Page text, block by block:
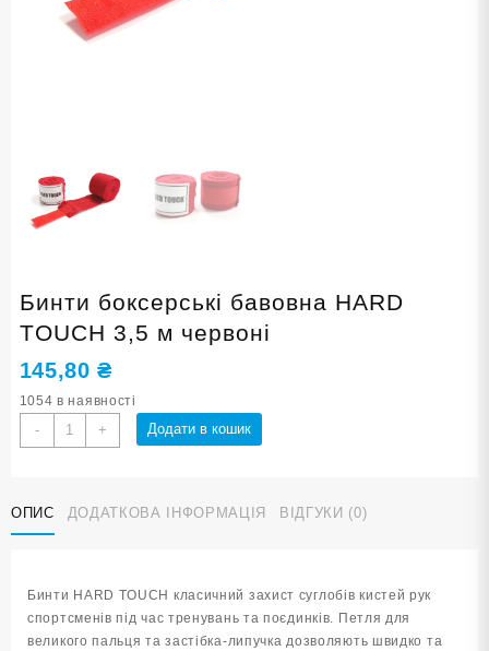
Бинти боксерські бавовна HARD
TOUCH 3,5 м червоні
145,80₴
1054 в наявності
-
Бинти
боксерські
TOUCH
3,5
+ Додати в кошик
ОПИС ДОДАТКОВА ІНФОРМАЦІЯ ВІДГУКИ (0)
Бинти HARD TOUCH класичний захист суглобів кистей рук
спортсменів під час тренувань та поєдинків. Петля для
великого пальця та застібка-липучка дозволяють швидко та